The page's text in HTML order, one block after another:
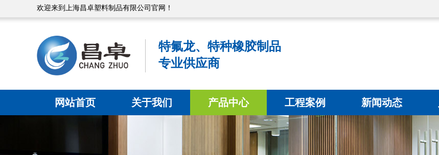
欢迎来到上海昌卓塑料制品有限公司官网！
特氟龙、特种橡胶制品
专业供应商
网站首页 关于我们 产品中心 工程案例 新闻动态